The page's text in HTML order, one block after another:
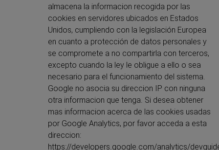
almacena la informacion recogida por las
cookies en servidores ubicados en Estados
Unidos, cumpliendo con la legislación Europea
en cuanto a protección de datos personales y
se compromete a no compartirla con terceros,
excepto cuando la ley le obligue a ello o sea
necesario para el funcionamiento del sistema.
Google no asocia su direccion IP con ninguna
otra informacion que tenga. Si desea obtener
mas informacion acerca de las cookies usadas
por Google Analytics, por favor acceda a esta
direccion:
https://developers.google.com/analytics/